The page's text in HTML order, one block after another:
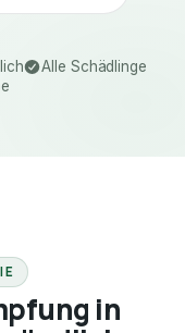
Alle Schädlinge
in